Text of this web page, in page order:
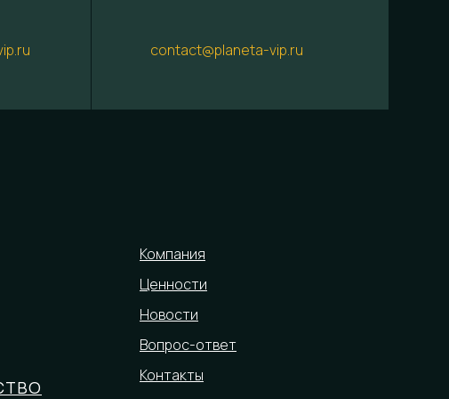
contact@planeta-vip.ru
Компания
Ценности
Новости
Вопрос-ответ
Контакты